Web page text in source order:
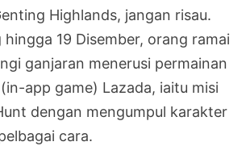
Highlands, jangan risau.
hingga 19 Disember, orang ramai
ganjaran menerusi permainan
app game) Lazada, iaitu misi
dengan mengumpul karakter
cara.